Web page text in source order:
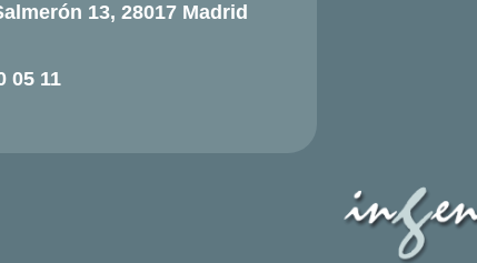
13, 28017 Madrid
05 11